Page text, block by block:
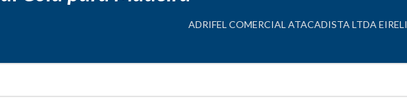
ADRIFEL COMERCIAL ATACADISTA LTDA EIRELI